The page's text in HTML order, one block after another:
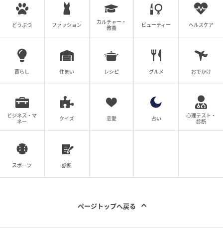
力。財布［W12×H7.5×D2.5］￥137,500（シャネル）
ミュウミュウ
使い込むほど味が出る、柔らかくしなやかなナッパレ
ザーの風合いが独特な存在感を放ちます。エンボス加
工のブランドロゴがさりげなく主張する、三つ折りの
コンパクトなデザイン。財布
［W8×H9］￥90,200［参考価格］（ミュウミュウ／
ミュウミュウ クライアントサービス）
アイコニックなGGパターンをベージュ＆エボニーと淡
いピンクのバイカラーが上品に引き立てて。ジップ付
きのコインポケットを備えた左右対称のレイアウト
［W11.5×H8×D3］￥89,100（グッチ／グッチ クライ
どうぶつ ファッション
カルチャー・
教養
ビューティー ヘルスケア
暮らし 住まい レシピ グルメ おでかけ
ビジネス・マ
ネー
クイズ 恋愛 占い
心理テスト・
診断
スポーツ 診断
ページトップへ戻る